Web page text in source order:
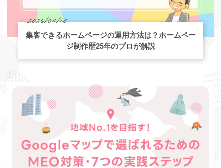
2026/04/15
集客できるホームページの運用方法は？ホームペー
ジ制作歴25年のプロが解説